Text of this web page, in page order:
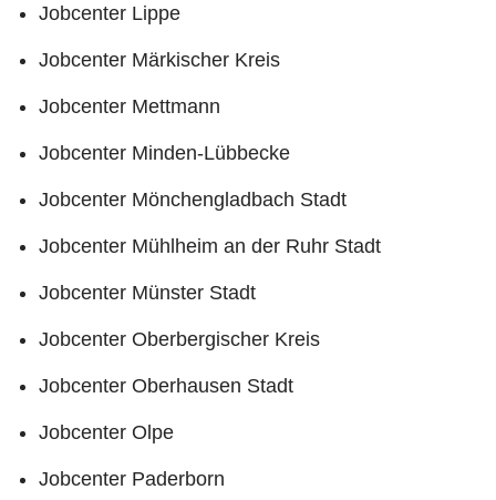
Jobcenter Lippe
Jobcenter Märkischer Kreis
Jobcenter Mettmann
Jobcenter Minden-Lübbecke
Jobcenter Mönchengladbach Stadt
Jobcenter Mühlheim an der Ruhr Stadt
Jobcenter Münster Stadt
Jobcenter Oberbergischer Kreis
Jobcenter Oberhausen Stadt
Jobcenter Olpe
Jobcenter Paderborn